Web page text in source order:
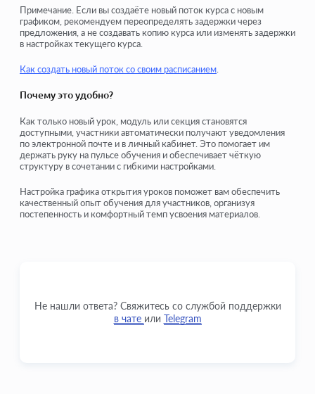
Примечание. Если вы создаёте новый поток курса с новым
графиком, рекомендуем переопределять задержки через
предложения, а не создавать копию курса или изменять задержки
в настройках текущего курса.
Как создать новый поток со своим расписанием
Почему это удобно?
Как только новый урок, модуль или секция становятся
доступными, участники автоматически получают уведомления
по электронной почте и в личный кабинет. Это помогает им
держать руку на пульсе обучения и обеспечивает чёткую
структуру в сочетании с гибкими настройками.
Настройка графика открытия уроков поможет вам обеспечить
качественный опыт обучения для участников, организуя
постепенность и комфортный темп усвоения материалов.
Не нашли ответа? Свяжитесь со службой поддержки
в чате или Telegram